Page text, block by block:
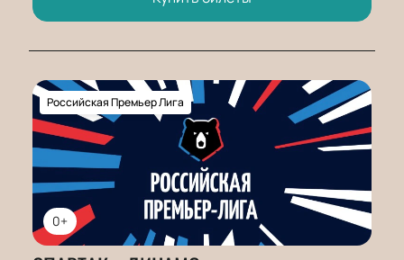
0+
Российская Премьер Лига